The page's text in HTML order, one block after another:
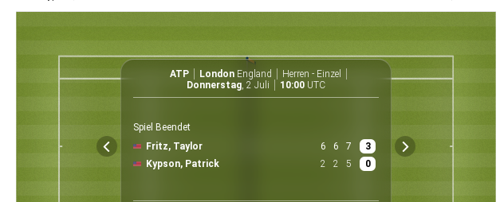
ATP London England
Herren - Einzel
Donnerstag, 2 Juli 10:00 UTC
Spiel Beendet
Fritz, Taylor
6 6 7
3
Kypson, Patrick
2 2 5 0
£ 30 060 000